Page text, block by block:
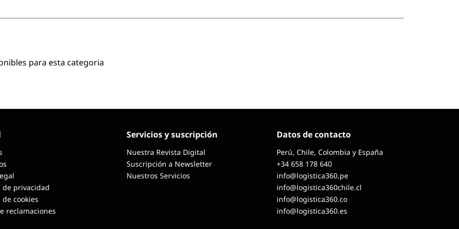
para esta categoria
de privacidad
de cookies
reclamaciones
Servicios y suscripción
Nuestra Revista Digital
Suscripción a Newsletter
Nuestros Servicios
Datos de contacto
Perú, Chile, Colombia y España
+34 658 178 640
info@logistica360.pe
info@logistica360chile.cl
info@logistica360.co
info@logistica360.es